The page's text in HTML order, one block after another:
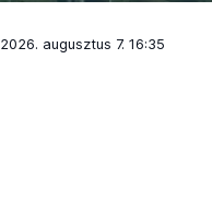
2026. augusztus 7. 16:35